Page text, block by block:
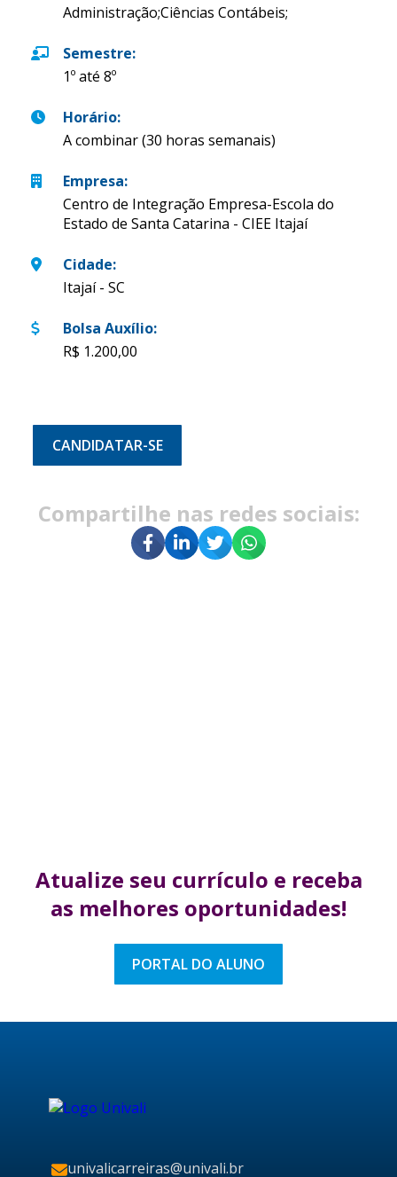
Administração;Ciências Contábeis;
Semestre:
1º até 8º
Horário:
A combinar (30 horas semanais)
Empresa:
Centro de Integração Empresa-Escola do
Estado de Santa Catarina - CIEE Itajaí
Cidade:
Itajaí - SC
Bolsa Auxílio:
R$ 1.200,00
CANDIDATAR-SE
Compartilhe nas redes sociais:
Atualize seu currículo e receba
as melhores oportunidades!
PORTAL DO ALUNO
univalicarreiras@univali.br